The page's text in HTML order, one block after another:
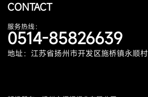
CONTACT
服务热线：
0514-85826639
地址：江苏省扬州市开发区施桥镇永顺村